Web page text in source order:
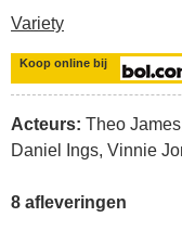
Variety
Koop online bij
Acteurs: Theo
Daniel Ings, Vinnie
8 afleveringen